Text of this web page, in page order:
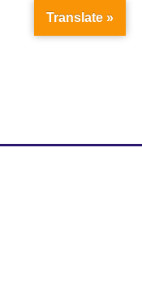
Translate »